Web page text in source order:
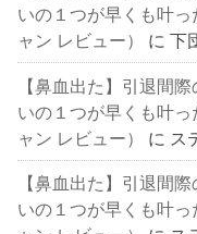
いの１つが早くも叶
ャン レビュー）
に下
【鼻血出た】引退間
いの１つが早くも叶
ャン レビュー）
に ス
【鼻血出た】引退間
いの１つが早くも叶